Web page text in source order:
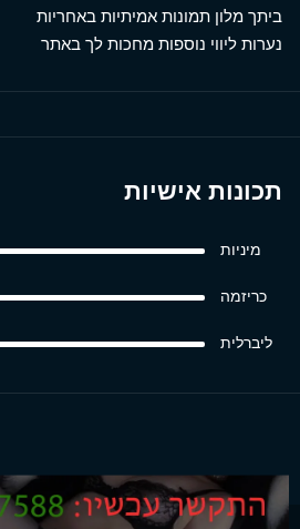
ביתך מלון תמונות אמיתיות באחריות
נערות ליווי נוספות מחכות לך באתר
תכונות אישיות
מיניות
כריזמה
ליברלית